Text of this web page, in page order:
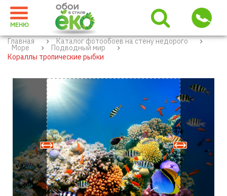
МЕНЮ
Главная Каталог фотообоев на стену недорого
Море
Подводный мир
Кораллы тропические рыбки